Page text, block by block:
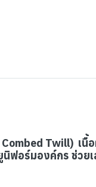
Twill) เนื้
นิฟอร์มองค์กร ช่